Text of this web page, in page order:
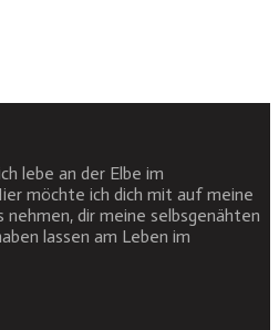
lebe an der Elbe im
möchte ich dich mit auf meine
nehmen, dir meine selbsgenähten
lassen am Leben im